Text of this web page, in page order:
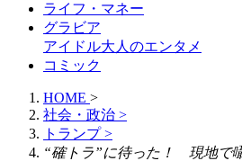
ライフ・マネー
グラビア
アイドル大人のエンタメ
コミック
HOME >
社会・政治 >
トランプ >
“確トラ”に待った！ 現地で